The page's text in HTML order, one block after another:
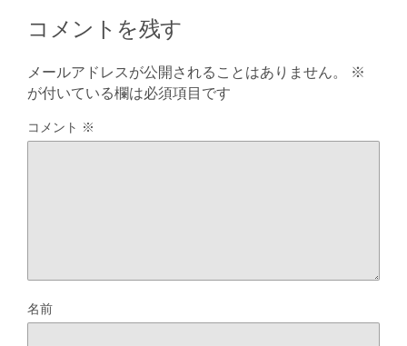
コメントを残す
メールアドレスが公開されることはありません。
※
が付いている欄は必須項目です
コメント ※
名前